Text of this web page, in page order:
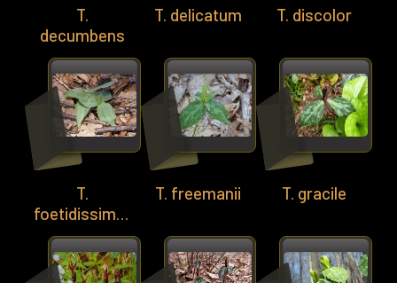
T.
decumbens
T. delicatum T. discolor
T.
foetidissimum
T. freemanii T. gracile